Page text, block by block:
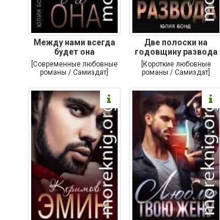
Между нами всегда
будет она
[Современные любовные
романы / Самиздат]
Две полоски на
годовщину развода
[Короткие любовные
романы / Самиздат]